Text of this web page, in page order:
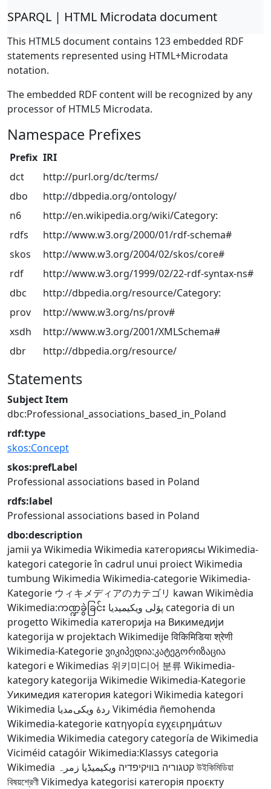
SPARQL | HTML Microdata document
This HTML5 document contains 123 embedded RDF
statements represented using HTML+Microdata
notation.
The embedded RDF content will be recognized by any
processor of HTML5 Microdata.
Namespace Prefixes
Prefix IRI
dct
http://purl.org/dc/terms/
dbo
http://dbpedia.org/ontology/
n6
http://en.wikipedia.org/wiki/Category:
rdfs
http://www.w3.org/2000/01/rdf-schema#
skos
http://www.w3.org/2004/02/skos/core#
rdf
http://www.w3.org/1999/02/22-rdf-syntax-ns#
dbc
http://dbpedia.org/resource/Category:
prov
http://www.w3.org/ns/prov#
xsdh
http://www.w3.org/2001/XMLSchema#
dbr
http://dbpedia.org/resource/
Statements
Subject Item
dbc:Professional_associations_based_in_Poland
rdf:type
skos:Concept
skos:prefLabel
Professional associations based in Poland
rdfs:label
Professional associations based in Poland
dbo:description
jamii ya Wikimedia Wikimedia категориясы Wikimedia-
kategori categorie în cadrul unui proiect Wikimedia
tumbung Wikimedia Wikimedia-categorieWikimedia-
Kategorie ウィキメディアのカテゴリ kawan Wikimèdia
Wikimedia:ကဏ္ဍခွဲခြင်း پۆلی ویکیمیدیا categoria di un
progetto Wikimedia категорија на Викимедији
kategorija w projektach Wikimedijeविकिमिडिया श्रेणी
Wikimedia-Kategorie ვიკიპედია:კატეგორიზაცია
kategori e Wikimedias 위키미디어 분류 Wikimedia-
kategory kategorija WikimedieWikimedia-Kategorie
Уикимедия категория kategori Wikimedia kategori
Wikimedia ردهٔ ویکی‌مدیا Vikimédia ñemohenda
Wikimedia-kategorie κατηγορία εγχειρημάτων
Wikimedia Wikimedia category categoría de Wikimedia
Viciméid catagóirWikimedia:Klassys categoria
Wikimedia
קטגוריה בוויקיפדיה ویکیمیڈیا زمرہ
উইকিমিডিয়া
বিষয়শ্রেণীVikimedya kategorisi категорія проєкту